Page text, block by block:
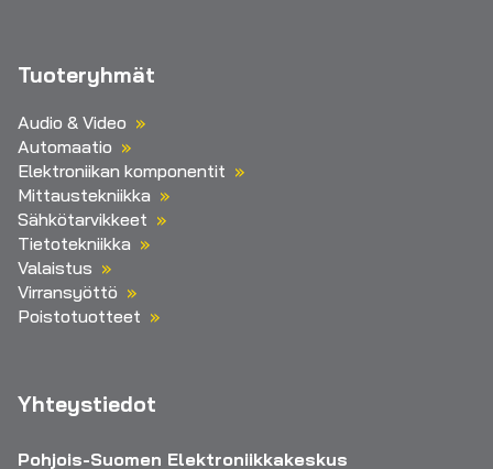
Tuoteryhmät
Audio & Video
Automaatio
Elektroniikan komponentit
Mittaustekniikka
Sähkötarvikkeet
Tietotekniikka
Valaistus
Virransyöttö
Poistotuotteet
Yhteystiedot
Pohjois-Suomen Elektroniikkakeskus